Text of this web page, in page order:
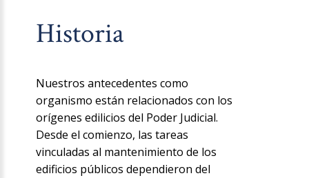
Historia
Nuestros antecedentes como
organismo están relacionados con los
orígenes edilicios del Poder Judicial.
Desde el comienzo, las tareas
vinculadas al mantenimiento de los
edificios públicos dependieron del